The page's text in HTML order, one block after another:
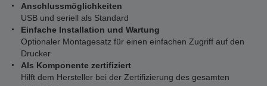
Anschlussmöglichkeiten
USB und seriell als Standard
Einfache Installation und Wartung
Optionaler Montagesatz für einen einfachen Zugriff auf den
Drucker
Als Komponente zertifiziert
Hilft dem Hersteller bei der Zertifizierung des gesamten